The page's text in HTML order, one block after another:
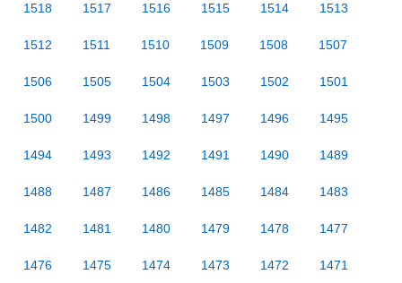
1518 1517 1516 1515 1514 1513
1512 1511 1510 1509 1508 1507
1506 1505 1504 1503 1502 1501
1500 1499 1498 1497 1496 1495
1494 1493 1492 1491 1490 1489
1488 1487 1486 1485 1484 1483
1482 1481 1480 1479 1478 1477
1476 1475 1474 1473 1472 1471